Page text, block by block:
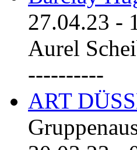
27.04.23 -
Aurel
----------
ART